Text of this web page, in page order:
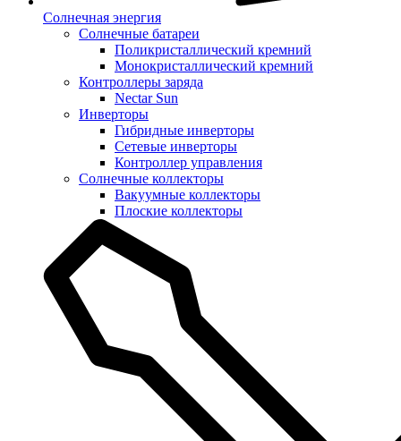
Солнечная энергия
Солнечные батареи
Поликристаллический кремний
Монокристаллический кремний
Контроллеры заряда
Nectar Sun
Инверторы
Гибридные инверторы
Сетевые инверторы
Контроллер управления
Солнечные коллекторы
Вакуумные коллекторы
Плоские коллекторы